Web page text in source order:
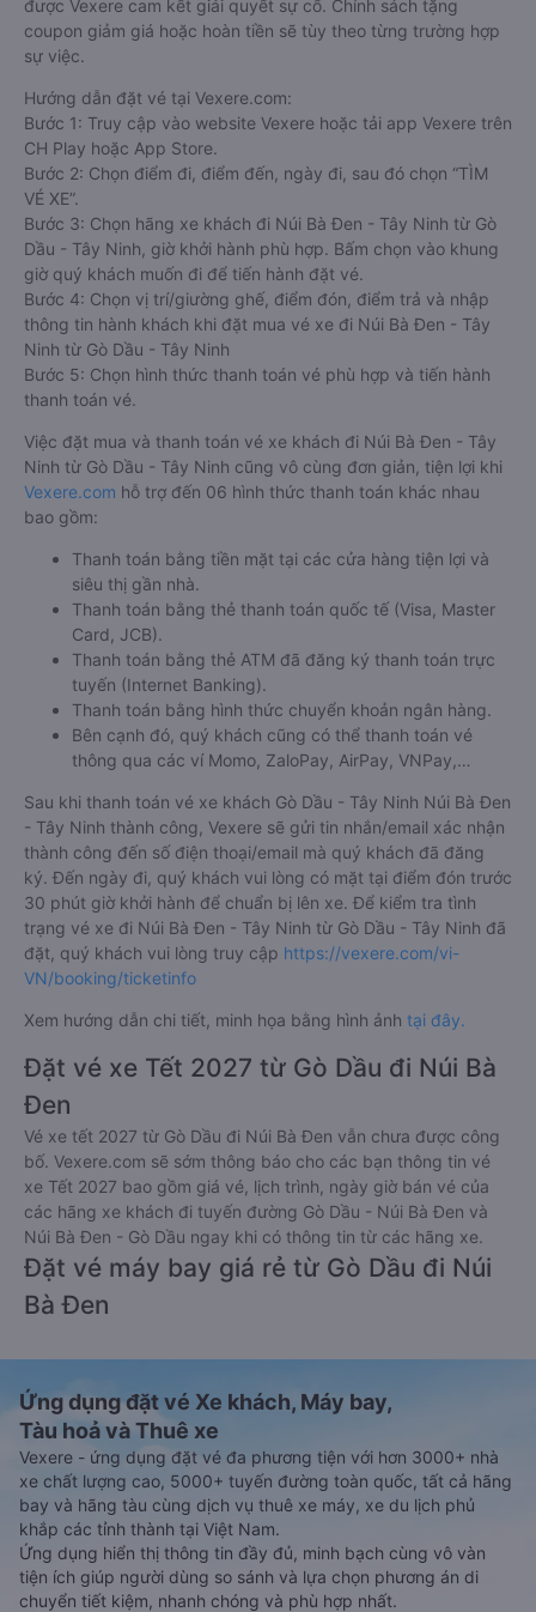
được Vexere cam kết giải quyết sự cố. Chính sách tặng
coupon giảm giá hoặc hoàn tiền sẽ tùy theo từng trường hợp
sự việc.
Hướng dẫn đặt vé tại Vexere.com:
Bước 1: Truy cập vào website Vexere hoặc tải app Vexere trên
CH Play hoặc App Store.
Bước 2: Chọn điểm đi, điểm đến, ngày đi, sau đó chọn “TÌM
VÉ XE”.
Bước 3: Chọn hãng xe khách đi Núi Bà Đen - Tây Ninh từ Gò
Dầu - Tây Ninh, giờ khởi hành phù hợp. Bấm chọn vào khung
giờ quý khách muốn đi để tiến hành đặt vé.
Bước 4: Chọn vị trí/giường ghế, điểm đón, điểm trả và nhập
thông tin hành khách khi đặt mua vé xe đi Núi Bà Đen - Tây
Ninh từ Gò Dầu - Tây Ninh
Bước 5: Chọn hình thức thanh toán vé phù hợp và tiến hành
thanh toán vé.
Việc đặt mua và thanh toán vé xe khách đi Núi Bà Đen - Tây
Ninh từ Gò Dầu - Tây Ninh cũng vô cùng đơn giản, tiện lợi khi
Vexere.com hỗ trợ đến 06 hình thức thanh toán khác nhau
bao gồm:
Thanh toán bằng tiền mặt tại các cửa hàng tiện lợi và
siêu thị gần nhà.
Thanh toán bằng thẻ thanh toán quốc tế (Visa, Master
Card, JCB).
Thanh toán bằng thẻ ATM đã đăng ký thanh toán trực
tuyến (Internet Banking).
Thanh toán bằng hình thức chuyển khoản ngân hàng.
Bên cạnh đó, quý khách cũng có thể thanh toán vé
thông qua các ví Momo, ZaloPay, AirPay, VNPay,…
Sau khi thanh toán vé xe khách Gò Dầu - Tây Ninh Núi Bà Đen
- Tây Ninh thành công, Vexere sẽ gửi tin nhắn/email xác nhận
thành công đến số điện thoại/email mà quý khách đã đăng
ký. Đến ngày đi, quý khách vui lòng có mặt tại điểm đón trước
30 phút giờ khởi hành để chuẩn bị lên xe. Để kiểm tra tình
trạng vé xe đi Núi Bà Đen - Tây Ninh từ Gò Dầu - Tây Ninh đã
đặt, quý khách vui lòng truy cập https://vexere.com/vi-
VN/booking/ticketinfo
Xem hướng dẫn chi tiết, minh họa bằng hình ảnh tại đây.
Đặt vé xe Tết 2027 từ Gò Dầu đi Núi Bà
Đen
Vé xe tết 2027 từ Gò Dầu đi Núi Bà Đen vẫn chưa được công
bố. Vexere.com sẽ sớm thông báo cho các bạn thông tin vé
xe Tết 2027 bao gồm giá vé, lịch trình, ngày giờ bán vé của
các hãng xe khách đi tuyến đường Gò Dầu - Núi Bà Đen và
Núi Bà Đen - Gò Dầu ngay khi có thông tin từ các hãng xe.
Đặt vé máy bay giá rẻ từ Gò Dầu đi Núi
Bà Đen
Ứng dụng đặt vé Xe khách, Máy bay,
Tàu hoả và Thuê xe
Vexere - ứng dụng đặt vé đa phương tiện với hơn 3000+ nhà
xe chất lượng cao, 5000+ tuyến đường toàn quốc, tất cả hãng
bay và hãng tàu cùng dịch vụ thuê xe máy, xe du lịch phủ
khắp các tỉnh thành tại Việt Nam.
Ứng dụng hiển thị thông tin đầy đủ, minh bạch cùng vô vàn
tiện ích giúp người dùng so sánh và lựa chọn phương án di
chuyển tiết kiệm, nhanh chóng và phù hợp nhất.